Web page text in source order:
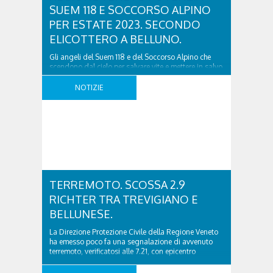
SUEM 118 E SOCCORSO ALPINO
PER ESTATE 2023. SECONDO
ELICOTTERO A BELLUNO.
Gli angeli del Suem 118 e del Soccorso Alpino che
scendono dal cielo per salvare vite e mettere in salvo
i turisti feriti o in difficoltà durante il periodo estivo
sulla montagna veneta, raddoppiano i loro
NOTIZIE
TERREMOTO. SCOSSA 2.9
RICHTER TRA TREVIGIANO E
BELLUNESE.
La Direzione Protezione Civile della Regione Veneto
ha emesso poco fa una segnalazione di avvenuto
terremoto, verificatosi alle 7.21, con epicentro